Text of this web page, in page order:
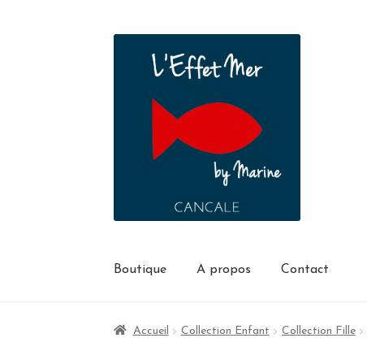
Boutique A propos Contact
Accueil Collection Enfant Collection Fille